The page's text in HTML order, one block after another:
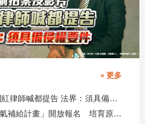
» 更多
偷拍案沒影片 網紅律師喊都提告 法界：須具備侵權要件
高市勞工局「原氣補給計畫」開放報名 培育原民青年就業力與部落創新